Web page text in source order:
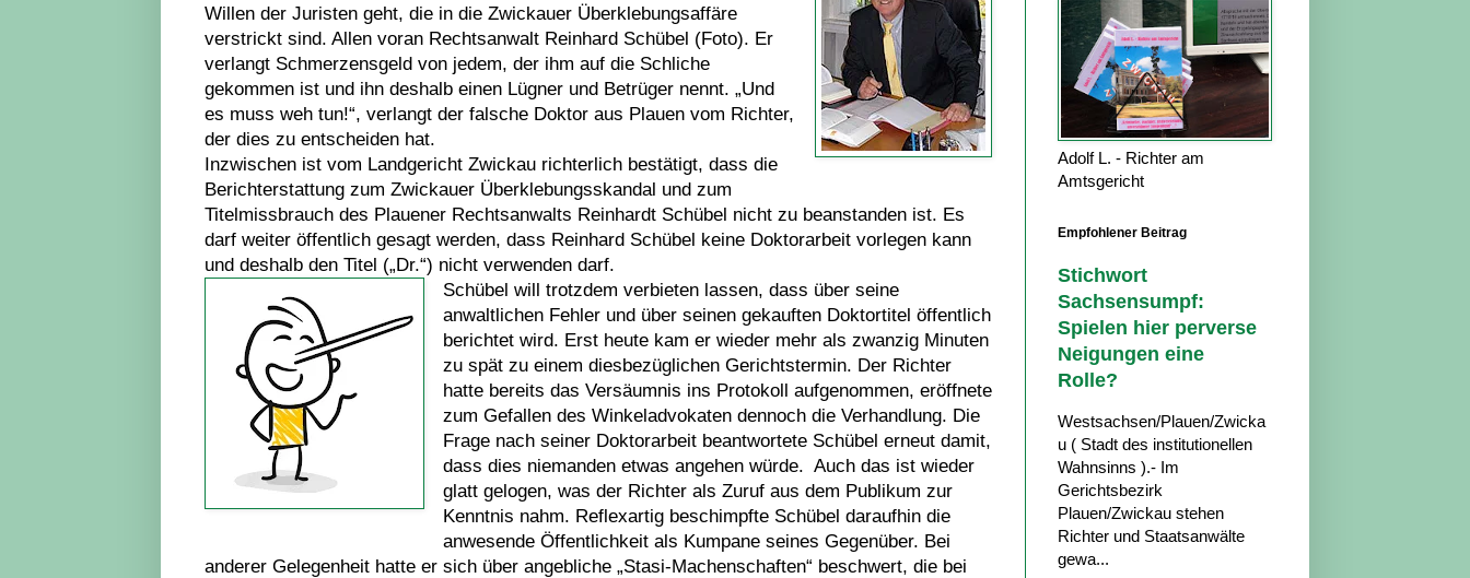
Willen der Juristen geht, die in die Zwickauer Überklebungsaffäre
verstrickt sind. Allen voran Rechtsanwalt Reinhard Schübel (Foto). Er
verlangt Schmerzensgeld von jedem, der ihm auf die Schliche
gekommen ist und ihn deshalb einen Lügner und Betrüger nennt. „Und
es muss weh tun!“, verlangt der falsche Doktor aus Plauen vom Richter,
der dies zu entscheiden hat.
Inzwischen ist vom Landgericht Zwickau richterlich bestätigt, dass die
Berichterstattung zum Zwickauer Überklebungsskandal und zum
Titelmissbrauch des Plauener Rechtsanwalts Reinhardt Schübel nicht zu beanstanden ist. Es
darf weiter öffentlich gesagt werden, dass Reinhard Schübel keine Doktorarbeit vorlegen kann
und deshalb den Titel („Dr.“) nicht verwenden darf.
Schübel will trotzdem verbieten lassen, dass über seine
anwaltlichen Fehler und über seinen gekauften Doktortitel öffentlich
berichtet wird. Erst heute kam er wieder mehr als zwanzig Minuten
zu spät zu einem diesbezüglichen Gerichtstermin. Der Richter
hatte bereits das Versäumnis ins Protokoll aufgenommen, eröffnete
zum Gefallen des Winkeladvokaten dennoch die Verhandlung. Die
Frage nach seiner Doktorarbeit beantwortete Schübel erneut damit,
dass dies niemanden etwas angehen würde. Auch das ist wieder
glatt gelogen, was der Richter als Zuruf aus dem Publikum zur
Kenntnis nahm. Reflexartig beschimpfte Schübel daraufhin die
anwesende Öffentlichkeit als Kumpane seines Gegenüber. Bei
anderer Gelegenheit hatte er sich über angebliche „Stasi-Machenschaften“ beschwert, die bei
Adolf L. - Richter am
Amtsgericht
Empfohlener Beitrag
Stichwort
Sachsensumpf:
Spielen hier perverse
Neigungen eine
Rolle?
Westsachsen/Plauen/Zwicka
u ( Stadt des institutionellen
Wahnsinns ).- Im
Gerichtsbezirk
Plauen/Zwickau stehen
Richter und Staatsanwälte
gewa...